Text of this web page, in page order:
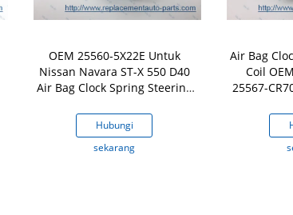
OEM 25560-5X22E Untuk
Nissan Navara ST-X 550 D40
Air Bag Clock Spring Steering
Hubungi
sekarang
Air Bag
Coil
25567-